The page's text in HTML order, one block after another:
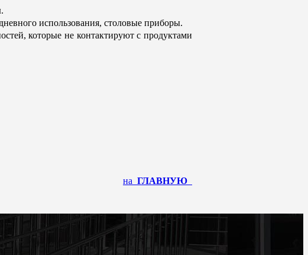
использования, столовые приборы.
которые не контактируют с продуктами
на ГЛАВНУЮ